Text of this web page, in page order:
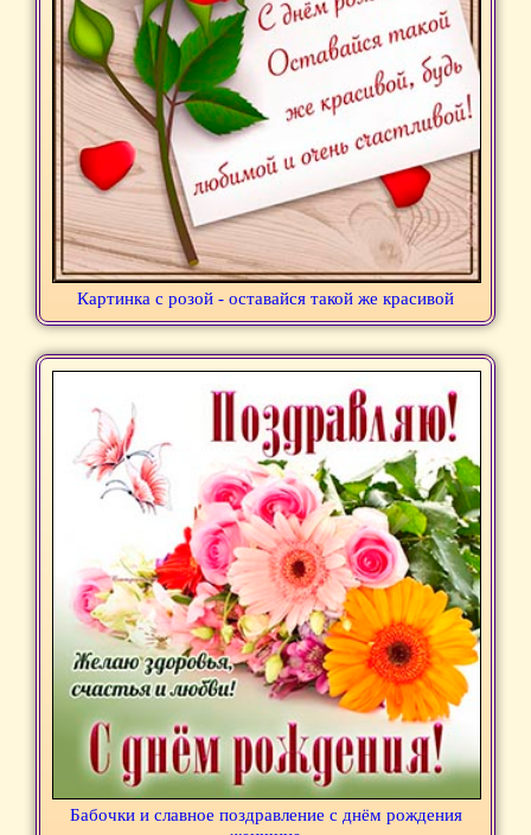
Картинка с розой - оставайся такой же красивой
Бабочки и славное поздравление с днём рождения